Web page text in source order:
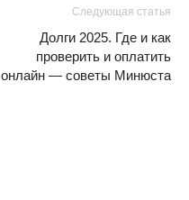
Следующая статья
Долги 2025. Где и как
проверить и оплатить
онлайн — советы Минюста